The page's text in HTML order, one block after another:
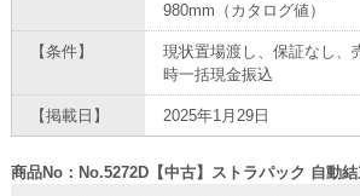
980mm（カタログ値）
【条件】
現状置場渡し、保証なし、
時一括現金振込
【掲載日】 2025年1月29日
商品No：No.5272D【中古】ストラパック 自動